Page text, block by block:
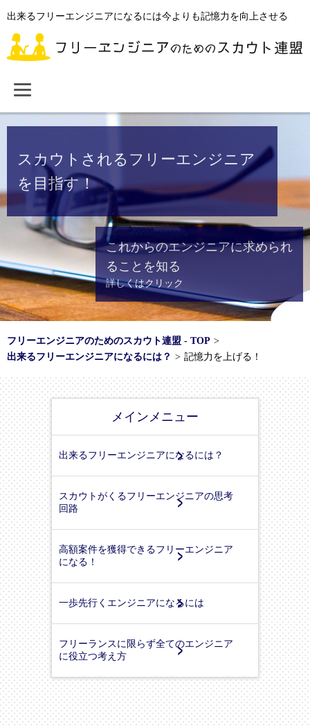
出来るフリーエンジニアになるには今よりも記憶力を向上させる
スカウトされるフリーエンジニア
を目指す！
これからのエンジニアに求められ
ることを知る
フリーエンジニアのためのスカウト連盟 - TOP >
出来るフリーエンジニアになるには？ > 記憶力を上げる！
メインメニュー
出来るフリーエンジニアになるには？
スカウトがくるフリーエンジニアの思考
回路
高額案件を獲得できるフリーエンジニア
になる！
一歩先行くエンジニアになるには
フリーランスに限らず全てのエンジニア
に役立つ考え方